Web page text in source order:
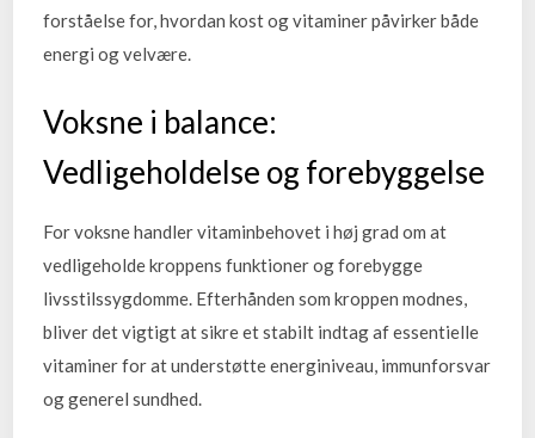
forståelse for, hvordan kost og vitaminer påvirker både
energi og velvære.
Voksne i balance:
Vedligeholdelse og forebyggelse
For voksne handler vitaminbehovet i høj grad om at
vedligeholde kroppens funktioner og forebygge
livsstilssygdomme. Efterhånden som kroppen modnes,
bliver det vigtigt at sikre et stabilt indtag af essentielle
vitaminer for at understøtte energiniveau, immunforsvar
og generel sundhed.